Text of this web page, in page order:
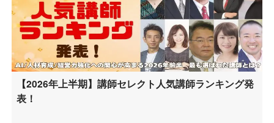
【2026年上半期】講師セレクト人気講師ランキング発
表！